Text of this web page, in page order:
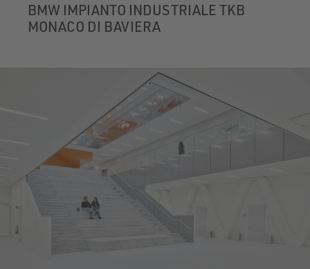
BMW IMPIANTO INDUSTRIALE TKB
MONACO DI BAVIERA